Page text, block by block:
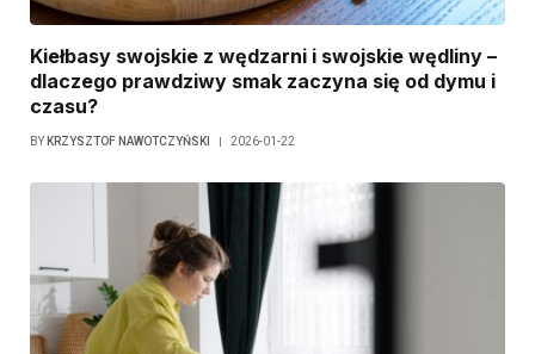
Kiełbasy swojskie z wędzarni i swojskie wędliny –
dlaczego prawdziwy smak zaczyna się od dymu i
czasu?
BY KRZYSZTOF NAWOTCZYŃSKI 2026-01-22